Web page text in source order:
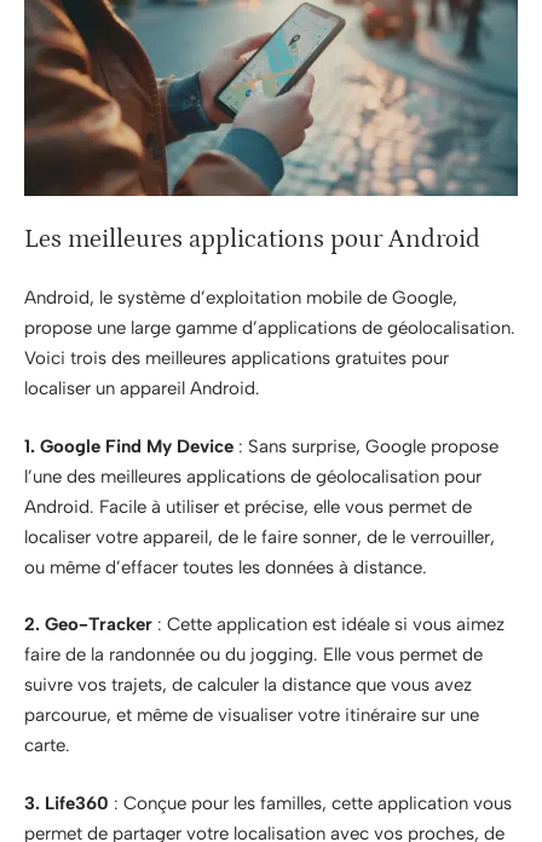
Les meilleures applications pour Android
Android, le système d’exploitation mobile de Google,
propose une large gamme d’applications de géolocalisation.
Voici trois des meilleures applications gratuites pour
localiser un appareil Android.
1. Google Find My Device : Sans surprise, Google propose
l’une des meilleures applications de géolocalisation pour
Android. Facile à utiliser et précise, elle vous permet de
localiser votre appareil, de le faire sonner, de le verrouiller,
ou même d’effacer toutes les données à distance.
2. Geo-Tracker : Cette application est idéale si vous aimez
faire de la randonnée ou du jogging. Elle vous permet de
suivre vos trajets, de calculer la distance que vous avez
parcourue, et même de visualiser votre itinéraire sur une
carte.
3. Life360 : Conçue pour les familles, cette application vous
permet de partager votre localisation avec vos proches, de